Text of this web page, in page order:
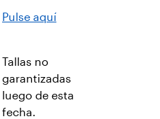
Pulse aquí
Tallas no
garantizadas
luego de esta
fecha.